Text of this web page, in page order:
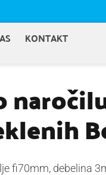
KONTAKT
fi70mm, debelina